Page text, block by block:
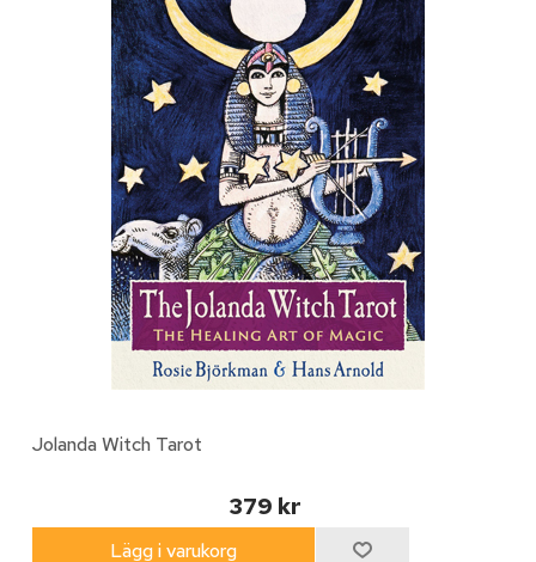
Jolanda Witch Tarot
379 kr